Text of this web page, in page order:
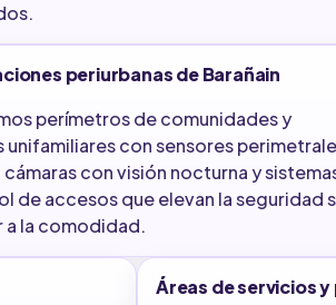
periurbanas de Barañain
perímetros de comunidades y
unifamiliares con sensores
cámaras con visión nocturna y
de accesos que elevan la seguridad
a la comodidad.
Áreas de servicios